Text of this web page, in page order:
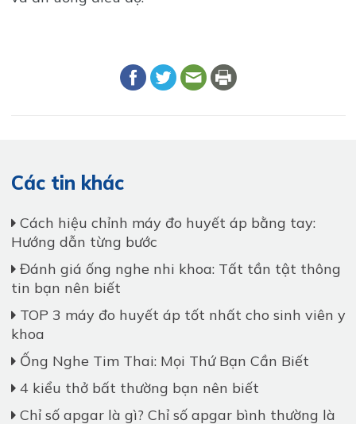
Các tin khác
Cách hiệu chỉnh máy đo huyết áp bằng tay:
Hướng dẫn từng bước
Đánh giá ống nghe nhi khoa: Tất tần tật thông
tin bạn nên biết
TOP 3 máy đo huyết áp tốt nhất cho sinh viên y
khoa
Ống Nghe Tim Thai: Mọi Thứ Bạn Cần Biết
4 kiểu thở bất thường bạn nên biết
Chỉ số apgar là gì? Chỉ số apgar bình thường là